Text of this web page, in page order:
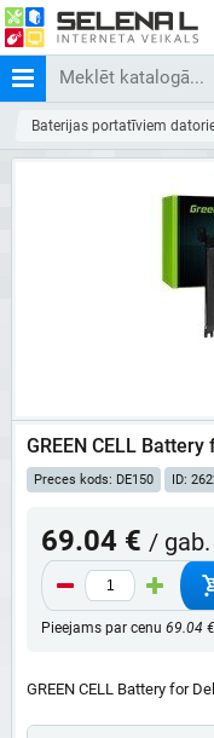
Baterijas portatīviem
GREEN CELL
Preces kods: DE150 ID:
69.04 € / gab.
Pieejams par cenu 69.04 €
GREEN CELL Battery for